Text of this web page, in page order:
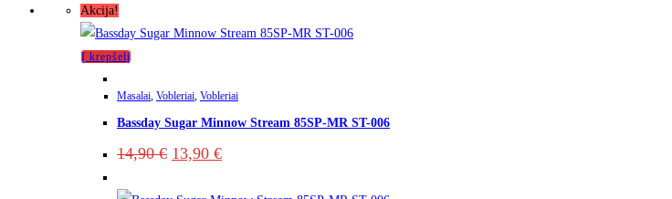
Akcija!
Į krepšelį
Masalai Vobleriai Vobleriai
Bassday Sugar Minnow Stream 85SP-MR ST-006
14,90€ Original
price
13,90 €Current
price